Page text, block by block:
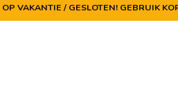
VAKANTIE / GESLOTEN! GEBRUIK